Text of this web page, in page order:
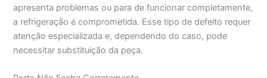
apresenta problemas ou para de funcionar completamente,
a refrigeração é comprometida. Esse tipo de defeito requer
atenção especializada e, dependendo do caso, pode
necessitar substituição da peça.